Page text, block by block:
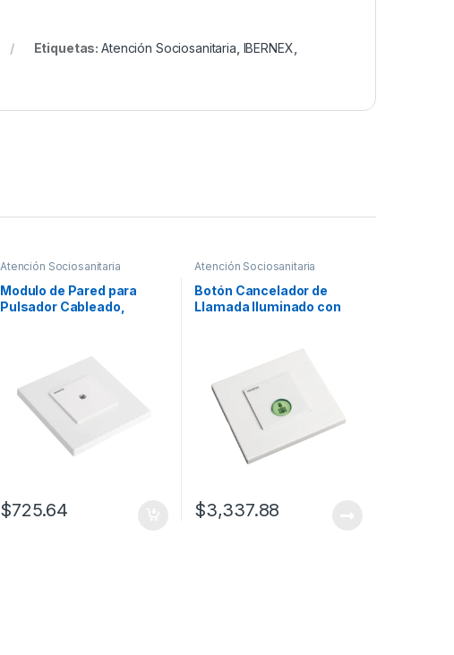
Etiquetas:Atención Sociosanitaria IBERNEX
Atención Sociosanitaria
Modulo de Pared para
Pulsador Cableado,
$725.64
Atención Sociosanitaria
Botón Cancelador de
Llamada Iluminado con
NX0019/B, NX0015 Y
NX1021
$3,337.88